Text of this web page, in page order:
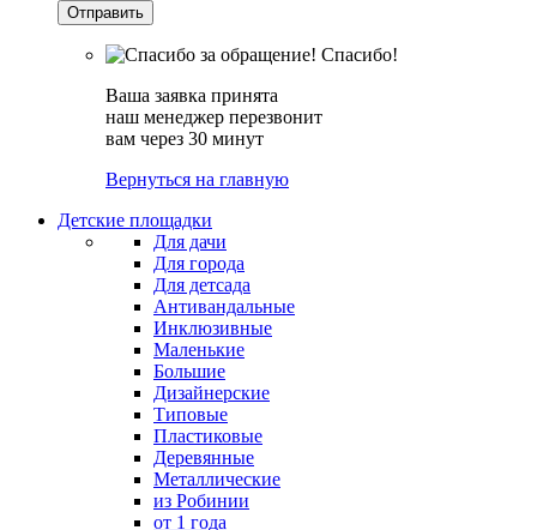
Спасибо!
Ваша заявка принята
наш менеджер перезвонит
вам через 30 минут
Вернуться на главную
Детские площадки
Для дачи
Для города
Для детсада
Антивандальные
Инклюзивные
Маленькие
Большие
Дизайнерские
Типовые
Пластиковые
Деревянные
Металлические
из Робинии
от 1 года